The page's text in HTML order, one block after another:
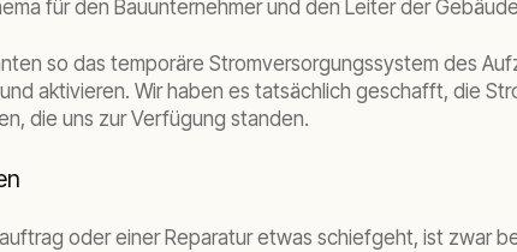
für den Bauunternehmer und den Leiter der
so das temporäre Stromversorgungssystem des
aktivieren. Wir haben es tatsächlich geschafft, die
die uns zur Verfügung standen.
oder einer Reparatur etwas schiefgeht, ist zwar